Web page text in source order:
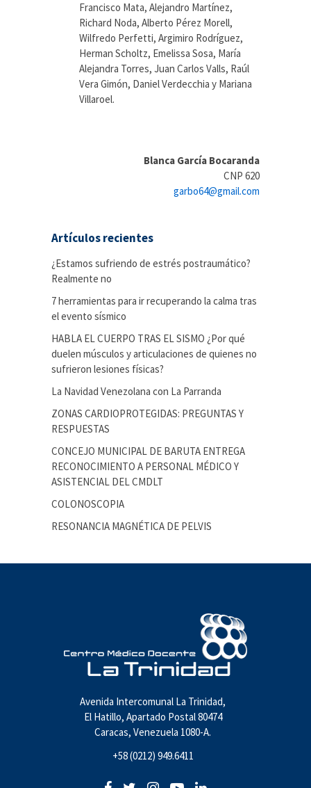
Francisco Mata, Alejandro Martínez,
Richard Noda, Alberto Pérez Morell,
Wilfredo Perfetti, Argimiro Rodríguez,
Herman Scholtz, Emelissa Sosa, María
Alejandra Torres, Juan Carlos Valls, Raúl
Vera Gimón, Daniel Verdecchia y Mariana
Villaroel.
Blanca García Bocaranda
CNP 620
garbo64@gmail.com
Artículos recientes
¿Estamos sufriendo de estrés postraumático?
Realmente no
7 herramientas para ir recuperando la calma tras
el evento sísmico
HABLA EL CUERPO TRAS EL SISMO ¿Por qué
duelen músculos y articulaciones de quienes no
sufrieron lesiones físicas?
La Navidad Venezolana con La Parranda
ZONAS CARDIOPROTEGIDAS: PREGUNTAS Y
RESPUESTAS
CONCEJO MUNICIPAL DE BARUTA ENTREGA
RECONOCIMIENTO A PERSONAL MÉDICO Y
ASISTENCIAL DEL CMDLT
COLONOSCOPIA
RESONANCIA MAGNÉTICA DE PELVIS
Avenida Intercomunal La Trinidad,
El Hatillo, Apartado Postal 80474
Caracas, Venezuela 1080-A.
+58 (0212) 949.6411